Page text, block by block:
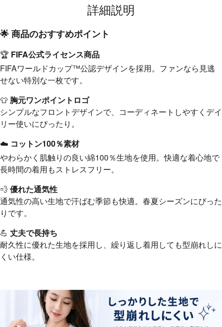
詳細説明
🌟 商品のおすすめポイント
🏆 FIFA公式ライセンス商品
FIFAワールドカップ™公認デザインを採用。ファンなら見逃
せない特別な一枚です。
👕 胸元ワンポイントロゴ
シンプルなフロントデザインで、コーディネートしやすくデイ
リー使いにぴったり。
☁️ コットン100％素材
やわらかく肌触りの良い綿100％生地を使用。快適な着心地で
長時間の着用もストレスフリー。
💨 優れた通気性
通気性の高い生地で汗ばむ季節も快適。春夏シーズンにぴった
りです。
💪 丈夫で長持ち
耐久性に優れた生地を採用し、繰り返し着用しても型崩れしに
くい仕様。